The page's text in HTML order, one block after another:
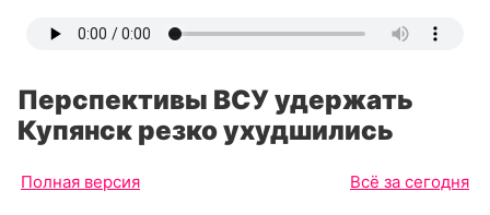
Перспективы ВСУ удержать
Купянск резко ухудшились
Полная версия Всё за сегодня